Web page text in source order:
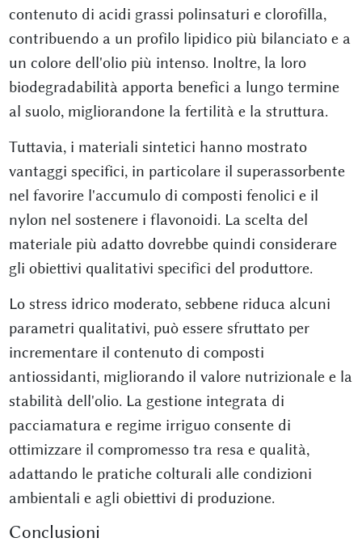
contenuto di acidi grassi polinsaturi e clorofilla,
contribuendo a un profilo lipidico più bilanciato e a
un colore dell'olio più intenso. Inoltre, la loro
biodegradabilità apporta benefici a lungo termine
al suolo, migliorandone la fertilità e la struttura.
Tuttavia, i materiali sintetici hanno mostrato
vantaggi specifici, in particolare il superassorbente
nel favorire l'accumulo di composti fenolici e il
nylon nel sostenere i flavonoidi. La scelta del
materiale più adatto dovrebbe quindi considerare
gli obiettivi qualitativi specifici del produttore.
Lo stress idrico moderato, sebbene riduca alcuni
parametri qualitativi, può essere sfruttato per
incrementare il contenuto di composti
antiossidanti, migliorando il valore nutrizionale e la
stabilità dell'olio. La gestione integrata di
pacciamatura e regime irriguo consente di
ottimizzare il compromesso tra resa e qualità,
adattando le pratiche colturali alle condizioni
ambientali e agli obiettivi di produzione.
Conclusioni